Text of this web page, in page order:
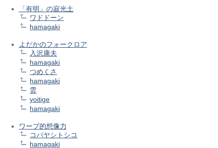
「有明」の寂光土
ワドドーン
hamagaki
よだかのフォークロア
入沢康夫
hamagaki
つめくさ
hamagaki
雲
yoitige
hamagaki
ワープ的想像力
コバヤシトシコ
hamagaki